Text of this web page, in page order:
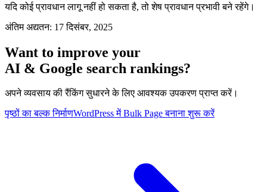
यदि कोई प्रावधान लागू नहीं हो सकता है, तो शेष प्रावधान प्रभावी बने रहेंगे।
अंतिम अद्यतन: 17 दिसंबर, 2025
Want to improve your
AI & Google search rankings?
अपने व्यवसाय की रैंकिंग सुधारने के लिए आवश्यक उपकरण प्राप्त करें।
पृष्ठों का बल्क निर्माणWordPress में Bulk Page बनाना शुरू करें